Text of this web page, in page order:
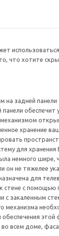
что хотите
на задней
панели
хранение
для
немного шире,
он не тяжелее
для
с помощью
закаленным
механизма
этой
во всем доме,